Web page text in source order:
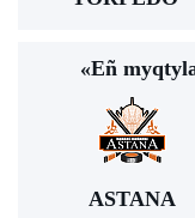
«Eñ
ASTANA